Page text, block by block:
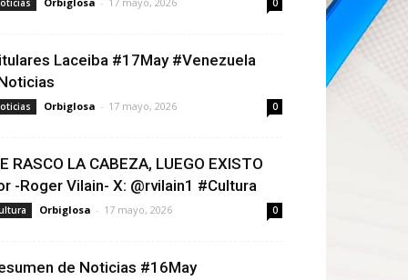
0
Laceiba #17May #Venezuela
Orbiglosa - 17 mayo, 2026 0
RASCO LA CABEZA, LUEGO EXISTO
-Roger Vilain- X: @rvilain1 #Cultura
Orbiglosa - 17 mayo, 2026 0
de Noticias #16May